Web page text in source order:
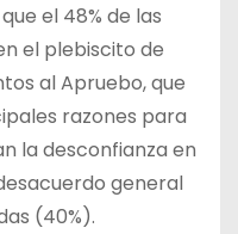
el 48% de las
el plebiscito de
al Apruebo, que
razones para
la desconfianza en
general
(40%).